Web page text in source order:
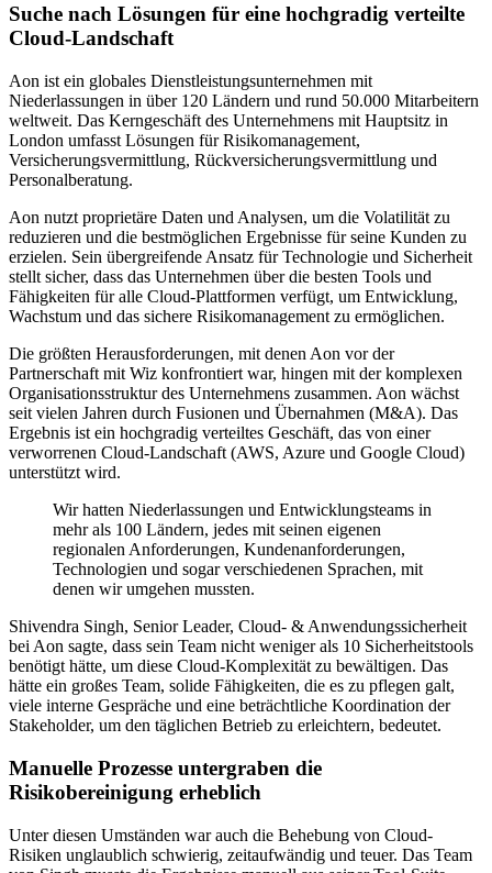
Suche nach Lösungen für eine hochgradig verteilte
Cloud-Landschaft
Aon ist ein globales Dienstleistungsunternehmen mit
Niederlassungen in über 120 Ländern und rund 50.000 Mitarbeitern
weltweit. Das Kerngeschäft des Unternehmens mit Hauptsitz in
London umfasst Lösungen für Risikomanagement,
Versicherungsvermittlung, Rückversicherungsvermittlung und
Personalberatung.
Aon nutzt proprietäre Daten und Analysen, um die Volatilität zu
reduzieren und die bestmöglichen Ergebnisse für seine Kunden zu
erzielen. Sein übergreifende Ansatz für Technologie und Sicherheit
stellt sicher, dass das Unternehmen über die besten Tools und
Fähigkeiten für alle Cloud-Plattformen verfügt, um Entwicklung,
Wachstum und das sichere Risikomanagement zu ermöglichen.
Die größten Herausforderungen, mit denen Aon vor der
Partnerschaft mit Wiz konfrontiert war, hingen mit der komplexen
Organisationsstruktur des Unternehmens zusammen. Aon wächst
seit vielen Jahren durch Fusionen und Übernahmen (M&A). Das
Ergebnis ist ein hochgradig verteiltes Geschäft, das von einer
verworrenen Cloud-Landschaft (AWS, Azure und Google Cloud)
unterstützt wird.
Wir hatten Niederlassungen und Entwicklungsteams in
mehr als 100 Ländern, jedes mit seinen eigenen
regionalen Anforderungen, Kundenanforderungen,
Technologien und sogar verschiedenen Sprachen, mit
denen wir umgehen mussten.
Shivendra Singh, Senior Leader, Cloud- & Anwendungssicherheit
bei Aon sagte, dass sein Team nicht weniger als 10 Sicherheitstools
benötigt hätte, um diese Cloud-Komplexität zu bewältigen. Das
hätte ein großes Team, solide Fähigkeiten, die es zu pflegen galt,
viele interne Gespräche und eine beträchtliche Koordination der
Stakeholder, um den täglichen Betrieb zu erleichtern, bedeutet.
Manuelle Prozesse untergraben die
Risikobereinigung erheblich
Unter diesen Umständen war auch die Behebung von Cloud-
Risiken unglaublich schwierig, zeitaufwändig und teuer. Das Team